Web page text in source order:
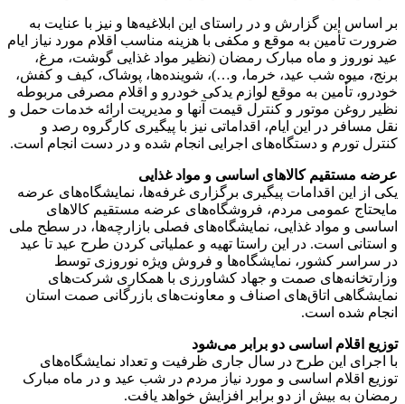
بر اساس این گزارش و در راستای این ابلاغیه‌ها و نیز با عنایت به
ضرورت تأمین به موقع و مکفی با هزینه مناسب اقلام مورد نیاز ایام
عید نوروز و ماه مبارک رمضان (نظیر مواد غذایی گوشت، مرغ،
برنج، میوه شب عید، خرما، و…)، شوینده‌ها، پوشاک، کیف و کفش،
خودرو، تأمین به موقع لوازم یدکی خودرو و اقلام مصرفی مربوطه
نظیر روغن موتور و کنترل قیمت آنها و مدیریت ارائه خدمات حمل و
نقل مسافر در این ایام، اقداماتی نیز با پیگیری کارگروه رصد و
کنترل تورم و دستگاه‌های اجرایی انجام شده و در دست انجام است.
عرضه مستقیم کالاهای اساسی و مواد غذایی
یکی از این اقدامات پیگیری برگزاری غرفه‌ها، نمایشگاه‌های عرضه
مایحتاج عمومی مردم، فروشگاه‌های عرضه مستقیم کالاهای
اساسی و مواد غذایی، نمایشگاه‌های فصلی بازارچه‌ها، در سطح ملی
و استانی است. در این راستا تهیه و عملیاتی کردن طرح عید تا عید
در سراسر کشور، نمایشگاه‌ها و فروش ویژه نوروزی توسط
وزارتخانه‌های صمت و جهاد کشاورزی با همکاری شرکت‌های
نمایشگاهی اتاق‌های اصناف و معاونت‌های بازرگانی صمت استان
انجام شده است.
توزیع اقلام اساسی دو برابر می‌شود
با اجرای این طرح در سال جاری ظرفیت و تعداد نمایشگاه‌های
توزیع اقلام اساسی و مورد نیاز مردم در شب عید و در ماه مبارک
رمضان به بیش از دو برابر افزایش خواهد یافت.